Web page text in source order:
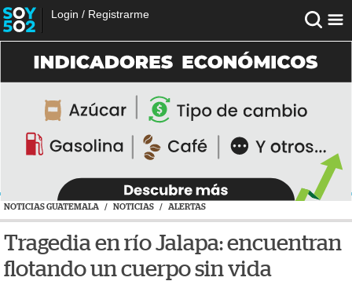
Login / Registrarme
NOTICIAS GUATEMALA / NOTICIAS / ALERTAS
Tragedia en río Jalapa: encuentran
flotando un cuerpo sin vida